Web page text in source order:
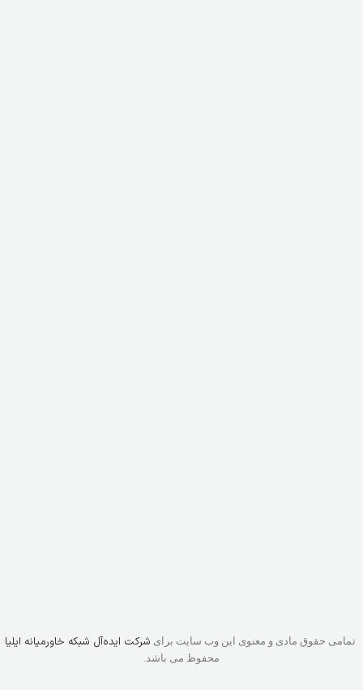
تمامی حقوق مادی و معنوی این وب سایت برای شرکت ایده‌آل شبکه خاورمیانه ایلیا
محفوظ می باشد.